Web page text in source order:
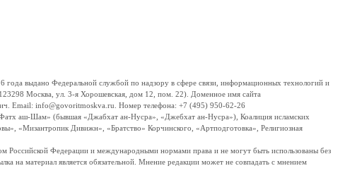
выдано Федеральной службой по надзору в сфере связи, информационных технологий и
Москва, ул. 3-я Хорошевская, дом 12, пом. 22). Доменное имя сайта
Email: info@govoritmoskva.ru. Номер телефона: +7 (495) 950-62-26
аш-Шам» (бывшая «Джабхат ан-Нусра», «Джебхат ан-Нусра»), Коалиция исламских
«Мизантропик Дивижн», «Братство» Корчинского, «Артподготовка», Религиозная
Российской Федерации и международными нормами права и не могут быть использованы без
на материал является обязательной. Мнение редакции может не совпадать с мнением